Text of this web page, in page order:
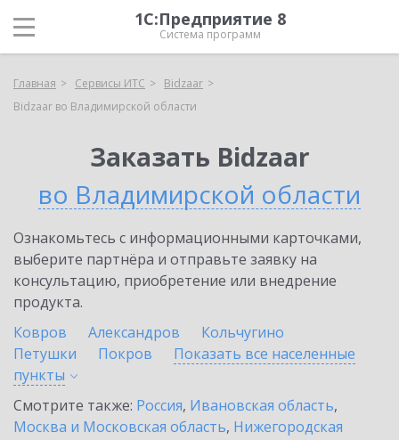
1С:Предприятие 8
Система программ
Главная Сервисы ИТС
Bidzaar
Bidzaar во Владимирской области
Заказать Bidzaar
во Владимирской области
Ознакомьтесь с информационными карточками,
выберите партнёра и отправьте заявку на
консультацию, приобретение или внедрение
продукта.
Ковров
Александров
Кольчугино
Петушки
Покров
Показать все населенные
пункты
Смотрите также: Россия, Ивановская область,
Москва и Московская область, Нижегородская